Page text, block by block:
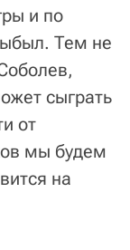
и по
Тем не
сыграть
от
мы будем
на